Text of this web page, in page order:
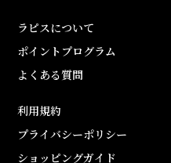
ラピスについて
ポイントプログラム
よくある質問
利用規約
プライバシーポリシー
ショッピングガイド